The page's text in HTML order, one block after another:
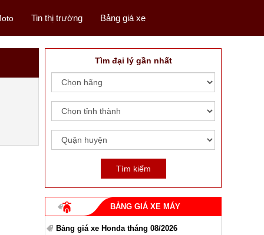
Tin thị trường Bảng giá xe
Tìm đại lý gần nhất
BẢNG GIÁ XE MÁY
Bảng giá xe Honda tháng 08/2026